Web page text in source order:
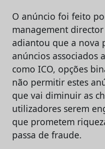
O anúncio foi feito
management
adiantou que a nova
anúncios associados
como ICO, opções
não permitir estes
que vai diminuir as
utilizadores serem
que prometem
passa de fraude.